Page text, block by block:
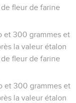
fleur de farine
et 300 grammes et
la valeur étalon
fleur de farine
et 300 grammes et
la valeur étalon